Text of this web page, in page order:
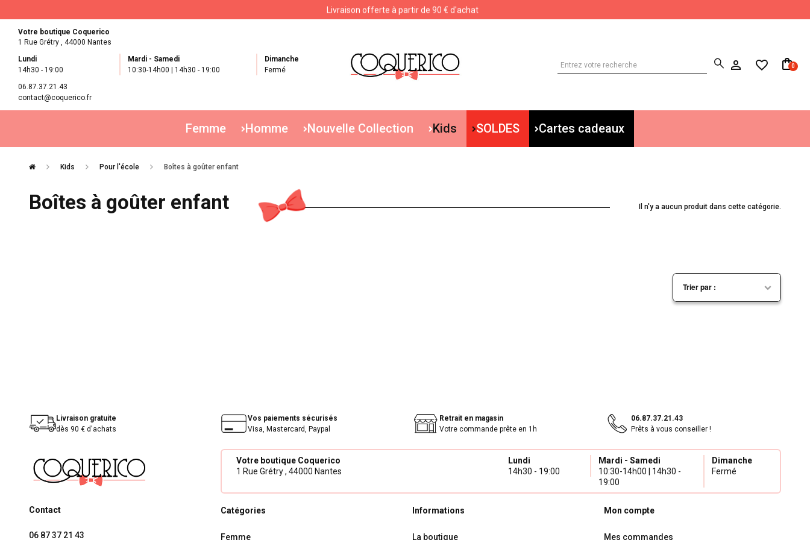
Livraison offerte à partir de 90 € d'achat
Votre boutique Coquerico
1 Rue Grétry , 44000 Nantes
Lundi
14h30 - 19:00
Mardi - Samedi
10:30-14h00 | 14h30 - 19:00
Dimanche
Fermé
06.87.37.21.43
contact@coquerico.fr
0
Femme Homme Nouvelle Collection Kids SOLDES Cartes cadeaux
Kids Pour l'école Boîtes à goûter enfant
Boîtes à goûter enfant Il n'y a aucun produit dans cette catégorie.
Livraison gratuite
dès 90 € d'achats
Vos paiements sécurisés
Visa, Mastercard, Paypal
Retrait en magasin
Votre commande prête en 1h
06.87.37.21.43
Prêts à vous conseiller !
Votre boutique Coquerico
1 Rue Grétry , 44000 Nantes
Lundi
14h30 - 19:00
Mardi - Samedi
10:30-14h00 | 14h30 -
19:00
Dimanche
Fermé
Contact
06 87 37 21 43
Catégories
Femme
Informations
La boutique
Mon compte
Mes commandes